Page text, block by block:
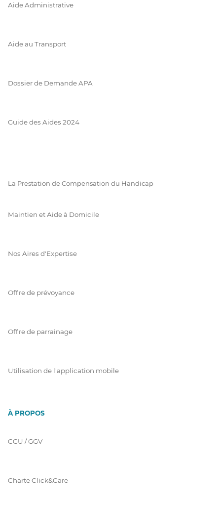
Aide Administrative
Aide au Transport
Dossier de Demande APA
Guide des Aides 2024
La Prestation de Compensation du Handicap
Maintien et Aide à Domicile
Nos Aires d'Expertise
Offre de prévoyance
Offre de parrainage
Utilisation de l'application mobile
À PROPOS
CGU / GGV
Charte Click&Care